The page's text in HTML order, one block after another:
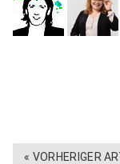
« VORHERIGER